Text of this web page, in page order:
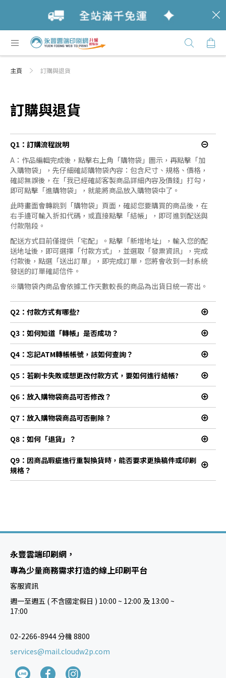
過
到
容
主頁 訂購與退貨
訂購與退貨
Q1：訂購流程說明
A：作品編輯完成後，點擊右上角「購物袋」圖示，再點擊「加
入購物袋」，先仔細確認購物袋內容：包含尺寸、規格、價格，
確認無誤後，在「我已經確認客製商品詳細內容及價錢」打勾，
即可點擊「進購物袋」，就能將商品放入購物袋中了。
此時畫面會轉跳到「購物袋」頁面，確認您要購買的商品後，在
右手邊可輸入折扣代碼，或直接點擊「結帳」，即可進到配送與
付款階段。
配送方式目前僅提供「宅配」。點擊「新增地址」，輸入您的配
送地址後，即可選擇「付款方式」，並選取「發票資訊」，完成
付款後，點選「送出訂單」，即完成訂單，您將會收到一封系統
發送的訂單確認信件。
※購物袋內商品會依據工作天數較長的商品為出貨日統一寄出。
Q2：付款方式有哪些?
Q3：如何知道「轉帳」是否成功？
Q4：忘記ATM轉帳帳號，該如何查詢？
Q5：若刷卡失敗或想更改付款方式，要如何進行結帳?
Q6：放入購物袋商品可否修改？
Q7：放入購物袋商品可否刪除？
Q8：如何「退貨」？
Q9：因商品瑕疵進行重製換貨時，能否要求更換稿件或印刷
規格？
永豐雲端印刷網，
專為少量商務需求打造的線上印刷平台
客服資訊
週一至週五 ( 不含國定假日 ) 10:00 ~ 12:00 及 13:00 ~
17:00
02-2266-8944 分機 8800
services@mail.cloudw2p.com